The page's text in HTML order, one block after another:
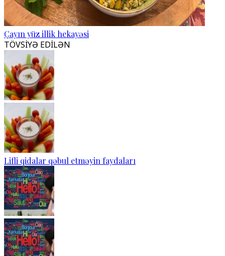
Çayın yüz illik hekayəsi
TÖVSİYƏ EDİLƏN
Lifli qidalar qəbul etməyin faydaları